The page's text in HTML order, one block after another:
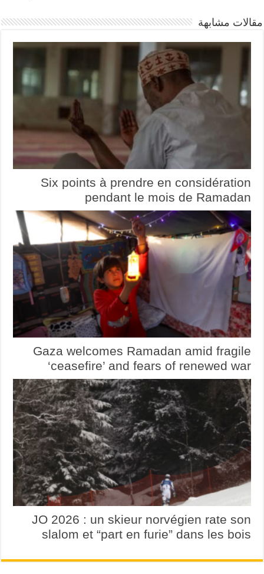
مقالات مشابهة
Six points à prendre en considération
pendant le mois de Ramadan
Gaza welcomes Ramadan amid fragile
‘ceasefire’ and fears of renewed war
JO 2026 : un skieur norvégien rate son
slalom et “part en furie” dans les bois